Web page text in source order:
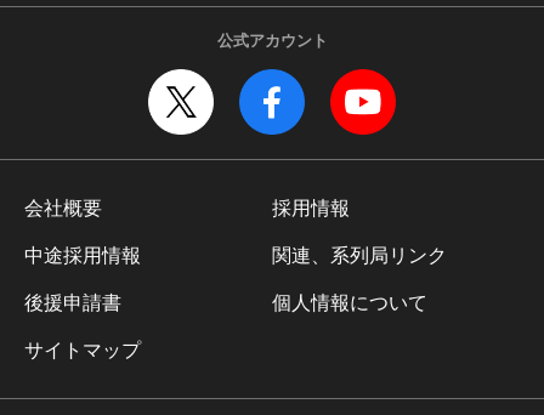
公式アカウント
会社概要 採用情報
中途採用情報 関連、系列局リンク
後援申請書 個人情報について
サイトマップ